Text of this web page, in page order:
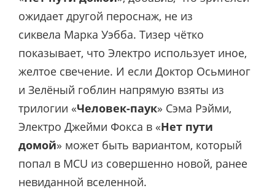
ожидает другой пероснаж, не из
сиквела Марка Уэбба. Тизер чётко
показывает, что Электро использует иное,
желтое свечение. И если Доктор Осьминог
и Зелёный гоблин напрямую взяты из
трилогии «Человек-паук» Сэма Рэйми,
Электро Джейми Фокса в «Нет пути
домой» может быть вариантом, который
попал в MCU из совершенно новой, ранее
невиданной вселенной.